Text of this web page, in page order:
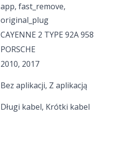
app, fast_remove,
original_plug
CAYENNE 2 TYPE 92A 958
PORSCHE
2010, 2017
Bez aplikacji, Z aplikacją
Długi kabel, Krótki kabel